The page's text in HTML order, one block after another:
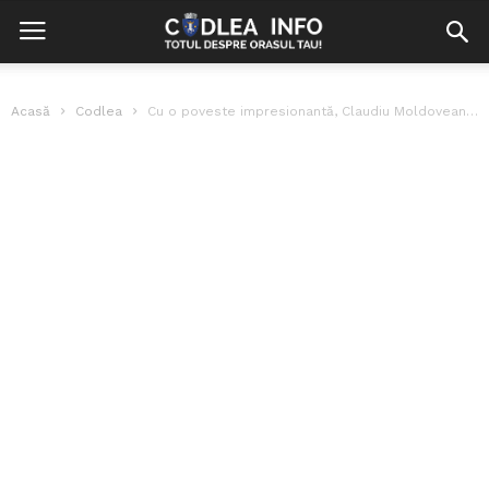
Acasă Codlea Cu o poveste impresionantă, Claudiu Moldoveanu deschide prima ediție ”Anuala Artelor Codlene”